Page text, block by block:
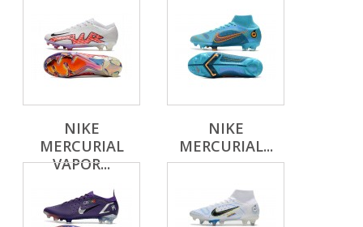
NIKE
MERCURIAL
VAPOR...
NIKE
MERCURIAL...